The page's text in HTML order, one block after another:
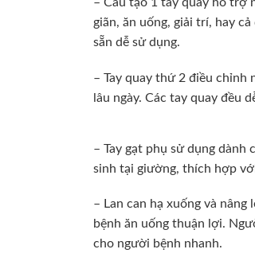
– Cấu tạo 1 tay quay hỗ trợ
giãn, ăn uống, giải trí, hay
sẵn dễ sử dụng.
– Tay quay thứ 2 điều chỉnh
lâu ngày. Các tay quay đều
– Tay gạt phụ sử dụng
sinh tại giường, thích hợp
– Lan can hạ xuống và
bệnh ăn uống thuận lợi.
cho người bệnh nhanh.